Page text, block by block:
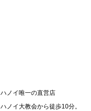
ハノイ唯一の直営店
ハノイ大教会から徒歩10分。